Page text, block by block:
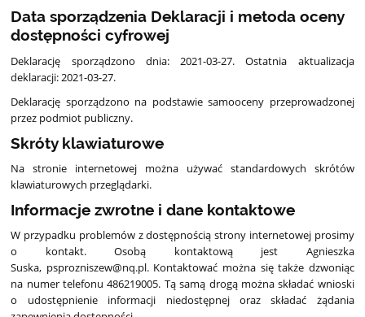
Data sporządzenia Deklaracji i metoda oceny
dostępności cyfrowej
Deklarację sporządzono dnia: 2021-03-27. Ostatnia aktualizacja
deklaracji: 2021-03-27.
Deklarację sporządzono na podstawie samooceny przeprowadzonej
przez podmiot publiczny.
Skróty klawiaturowe
Na stronie internetowej można używać standardowych skrótów
klawiaturowych przeglądarki.
Informacje zwrotne i dane kontaktowe
W przypadku problemów z dostępnością strony internetowej prosimy
o kontakt. Osobą kontaktową jest Agnieszka
Suska, psprozniszew@nq.pl. Kontaktować można się także dzwoniąc
na numer telefonu 486219005. Tą samą drogą można składać wnioski
o udostępnienie informacji niedostępnej oraz składać żądania